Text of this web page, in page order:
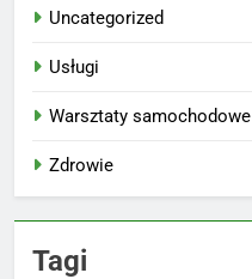
Uncategorized
Usługi
Warsztaty samochodowe
Zdrowie
Tagi